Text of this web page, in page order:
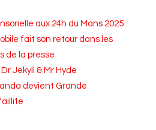
aux 24h du Mans 2025
fait son retour dans les
de la presse
Jekyll & Mr Hyde
devient Grande